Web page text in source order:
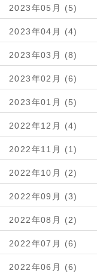
2023年05月 (5)
2023年04月 (4)
2023年03月 (8)
2023年02月 (6)
2023年01月 (5)
2022年12月 (4)
2022年11月 (1)
2022年10月 (2)
2022年09月 (3)
2022年08月 (2)
2022年07月 (6)
2022年06月 (6)